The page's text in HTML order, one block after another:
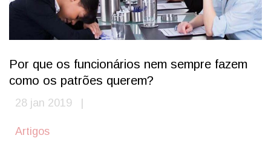
Por que os funcionários nem sempre fazem
como os patrões querem?
28 jan 2019
Artigos